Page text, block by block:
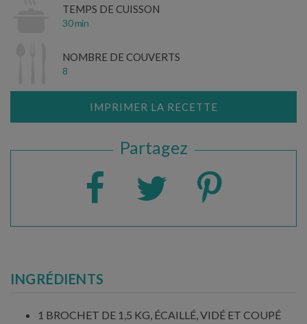
TEMPS DE CUISSON
30 min
NOMBRE DE COUVERTS
8
IMPRIMER LA RECETTE
Partagez
INGRÉDIENTS
1 BROCHET DE 1,5 KG, ÉCAILLÉ, VIDÉ ET COUPÉ